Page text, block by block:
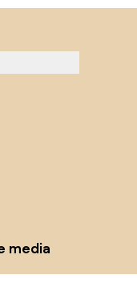
media